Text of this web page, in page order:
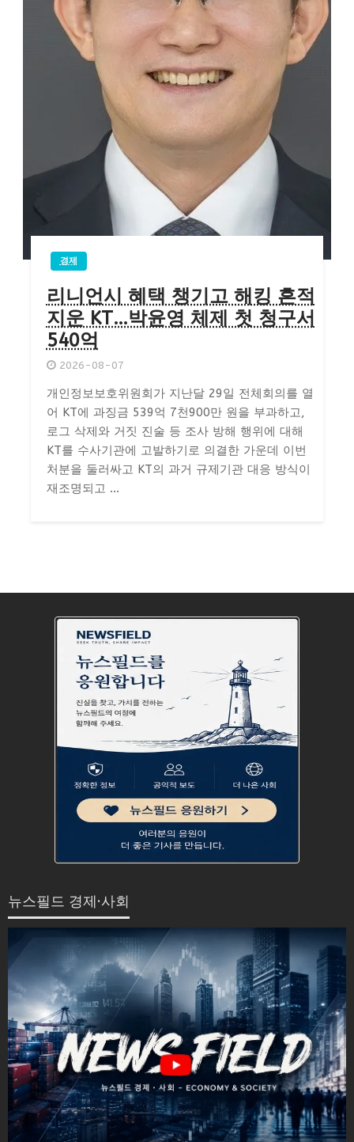
경제
리니언시 혜택 챙기고 해킹 흔적
지운 KT…박윤영 체제 첫 청구서
540억
2026-08-07
개인정보보호위원회가 지난달 29일 전체회의를 열
어 KT에 과징금 539억 7천900만 원을 부과하고,
로그 삭제와 거짓 진술 등 조사 방해 행위에 대해
KT를 수사기관에 고발하기로 의결한 가운데 이번
처분을 둘러싸고 KT의 과거 규제기관 대응 방식이
재조명되고 ...
뉴스필드 경제·사회